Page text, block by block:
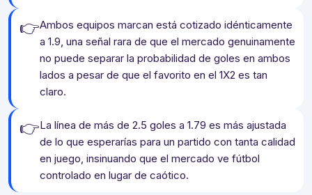
👉Ambos equipos marcan está cotizado idénticamente
a 1.9, una señal rara de que el mercado genuinamente
no puede separar la probabilidad de goles en ambos
lados a pesar de que el favorito en el 1X2 es tan
claro.
👉La línea de más de 2.5 goles a 1.79 es más ajustada
de lo que esperarías para un partido con tanta calidad
en juego, insinuando que el mercado ve fútbol
controlado en lugar de caótico.